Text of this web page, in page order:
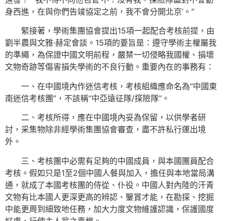
身西進，在與你們告竣協定之前，我不會分開北京’。”
緊接著，學術集團協會提出15項一起配合考核前提，由
劉半農與文雅·赫定會談。15項的要旨是：遵守學術主權屬我
的準繩，為保證中國文明前程，嚴禁一切侵略我國權、損壞
文物奇跡等傷害損失學術的不良行動。重要內在的事務有：
一、在中國境內作迷信考核，考核組織應命名為“中國東
南迷信考核團”，不該稱“中亞遠征隊/探險隊”。
二、考核所得，應在中國境內妥為保留，以供學者研
討，采集物除非經學術集團協會審查，盡不許私行運出境
外。
三、考核團中必需有足夠的中國成員，與本國團員配合
考核。假如只是1至2個中國人餐與加入，擔任與本地當局溝
通，就成了本國考核團的侍從、仆役。中國人對內陸的汗青
文物有比本國人更深更高的辨認、鑒賞才能，在勘探、挖掘
中能更周到細致地任務，加大力度文物維護認識，保護國度